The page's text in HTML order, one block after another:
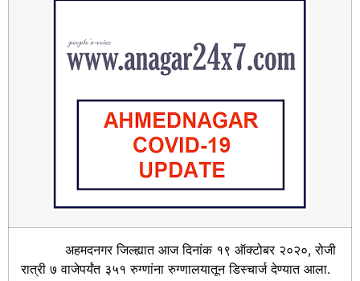
अहमदनगर जिल्ह्यात आज दिनांक १९ ऑक्टोबर २०२०, रोजी
रात्री ७ वाजेपर्यंत ३५१ रुग्णांना रुग्णालयातून डिस्चार्ज देण्यात आला.